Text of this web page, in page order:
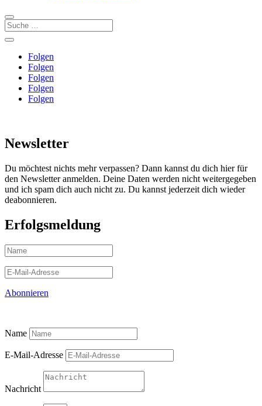
Folgen
Folgen
Folgen
Folgen
Folgen
Newsletter
Du möchtest nichts mehr verpassen? Dann kannst du dich hier für
den Newsletter anmelden. Deine Daten werden nicht weitergegeben
und ich spam dich auch nicht zu. Du kannst jederzeit dich wieder
deabonnieren.
Erfolgsmeldung
Abonnieren
Name
E-Mail-Adresse
Nachricht